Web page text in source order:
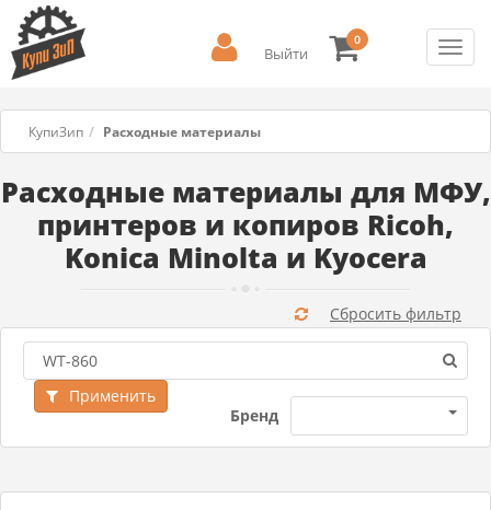
Выйти
0
КупиЗип Расходные материалы
Расходные материалы для МФУ,
принтеров и копиров Ricoh,
Konica Minolta и Kyocera
Бренд
Применить
Сбросить фильтр